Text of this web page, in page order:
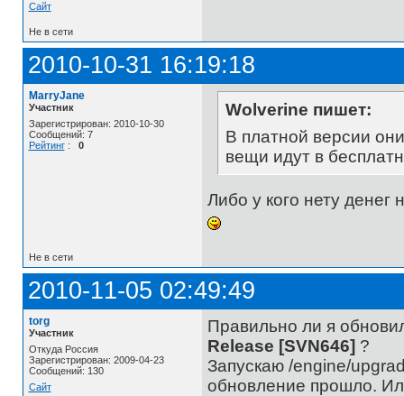
Сайт
Не в сети
2010-10-31 16:19:18
MarryJane
Участник
Зарегистрирован: 2010-10-30
Сообщений: 7
Рейтинг: 0
Wolverine пишет:
В платной версии
вещи идут в
Либо у кого нету денег
Не в сети
2010-11-05 02:49:49
torg
Участник
Откуда Россия
Зарегистрирован: 2009-04-23
Сообщений: 130
Сайт
Правильно ли я
Release [SVN646] ?
Запускаю /engine/
обновление прошло.